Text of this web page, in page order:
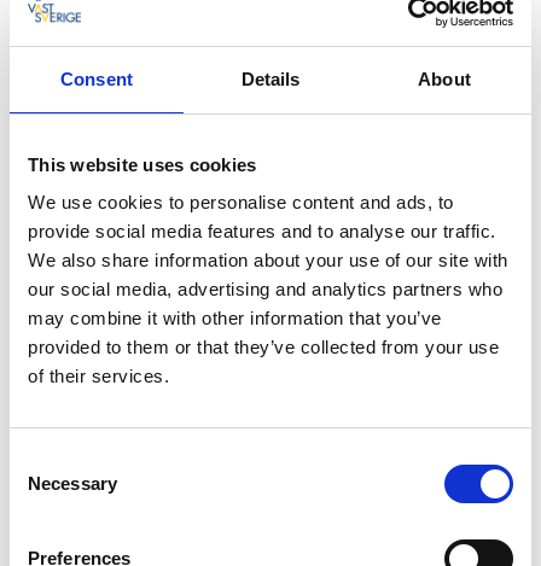
Consent Details About
This website uses cookies
We use cookies to personalise content and ads, to
provide social media features and to analyse our traffic.
We also share information about your use of our site with
our social media, advertising and analytics partners who
may combine it with other information that you’ve
provided to them or that they’ve collected from your use
of their services.
Selection
Necessary
Preferences
helårsöppen camping och stugby.
ALLA ETAPPER VÄSTRA VÄTTERLEDEN >>
KOLLEKTIVTRAFIK
Etappstarten vid Baståsen saknar bussförbindelse.
Däremot finns en hållplats vid Rödåkra, cirka 1 km
västerut. I Västra Götalandsregionen trafikerar
Västtrafik kollektivtrafiken. Hur får du göra med cykel
ombord?
Läs mer här >>
Från Jönköping till Hjo trafikerar Jönköpings länstrafik
kollektivtrafiken. Hur får du göra med cykel ombord?